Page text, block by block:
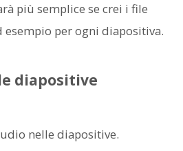
più semplice se crei i file
per ogni diapositiva.
diapositive
nelle diapositive.